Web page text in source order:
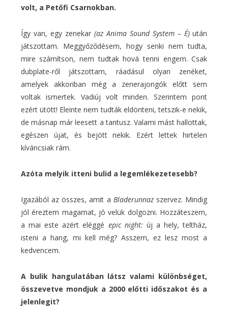
volt, a Petőfi Csarnokban.
Így van, egy zenekar (az Anima Sound System – É)után
játszottam. Meggyőződésem, hogy senki nem tudta,
mire számítson, nem tudtak hová tenni engem. Csak
dubplate-ről játszottam, ráadásul olyan zenéket,
amelyek akkoriban még a zenerajongók előtt sem
voltak ismertek. Vadiúj volt minden. Szerintem pont
ezért ütött! Eleinte nem tudták eldönteni, tetszik-e nekik,
de másnap már leesett a tantusz. Valami mást hallottak,
egészen újat, és bejött nekik. Ezért lettek hirtelen
kíváncsiak rám.
Azóta melyik itteni bulid a legemlékezetesebb?
Igazából az összes, amit a Bladerunnazszervez. Mindig
jól éreztem magamat, jó velük dolgozni. Hozzáteszem,
a mai este azért eléggé epic night: új a hely, teltház,
isteni a hang, mi kell még? Asszem, ez lesz most a
kedvencem.
A bulik hangulatában látsz valami különbséget,
összevetve mondjuk a 2000 előtti időszakot és a
jelenlegit?